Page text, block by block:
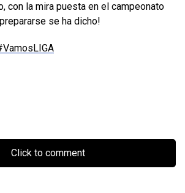
con la mira puesta en el campeonato
se ha dicho!
Click to comment